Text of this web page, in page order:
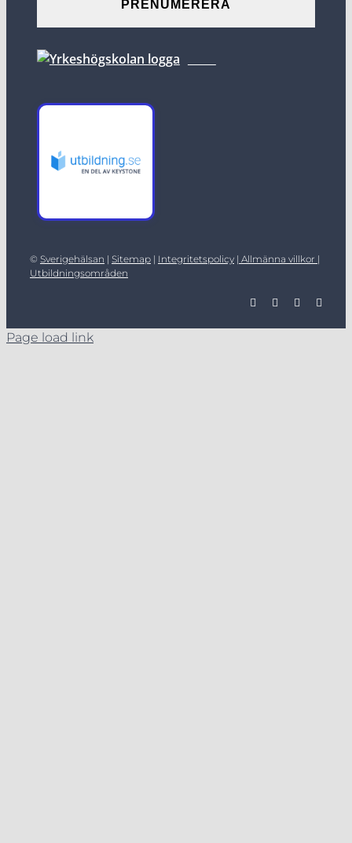
© Sverigehälsan | Sitemap| Integritetspolicy| Allmänna villkor |
Utbildningsområden
Page load link